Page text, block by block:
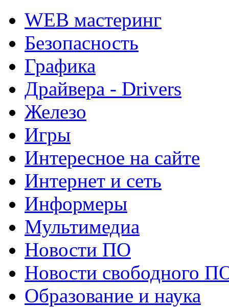
WEB мастеринг
Безопасность
Графика
Драйвера - Drivers
Железо
Игры
Интересное на сайте
Интернет и сеть
Информеры
Мультимедиа
Новости ПО
Новости свободного
Образование и наука